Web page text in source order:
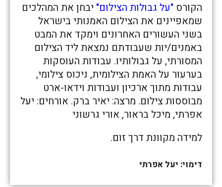
הקורס "על גבולות הצילום" יבחן את המהלכים
שמאפיינים את הצילום האמנותי בישראל
בשני העשורים האחרונים וימקד את המבט
באמנים/יות שעבודתם נמצאת ליד הצילום
המסורתי, על גבולותיו. עבודות העוסקות
בערעור על האמת הצילומית, ניכוס צילומי,
עבודות מתוך ארכיון ועבודות וידאו-ארט
מבוססות צילום. מרצה: יאיר ברק. אורחים: יעל
אפרתי, מיכל בראור, אורי גרשוני
למידה מקוונת דרך זום.
דימוי: יעל אפרתי